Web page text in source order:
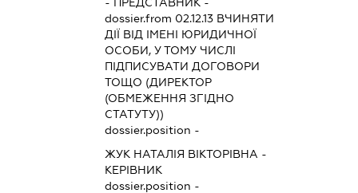
dossier.from 02.12.13ВЧИНЯТИ
ДІЇ ВІД ІМЕНІ ЮРИДИЧНОЇ
ОСОБИ, У ТОМУ ЧИСЛІ
ПІДПИСУВАТИ ДОГОВОРИ
ТОЩО (ДИРЕКТОР
(ОБМЕЖЕННЯ ЗГІДНО
СТАТУТУ))
dossier.position -
ЖУК НАТАЛІЯ ВІКТОРІВНА -
КЕРІВНИК
dossier.position -